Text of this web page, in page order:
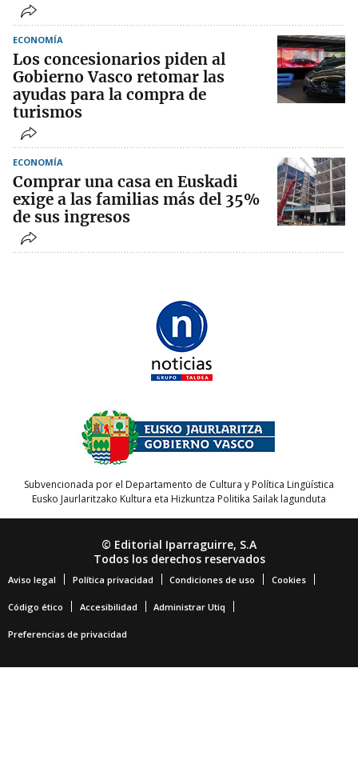
ECONOMÍA
Los concesionarios piden al
Gobierno Vasco retomar las
ayudas para la compra de
turismos
ECONOMÍA
Comprar una casa en Euskadi
exige a las familias más del 35%
de sus ingresos
Subvencionada por el Departamento de Cultura y Política Lingüística
Eusko Jaurlaritzako Kultura eta Hizkuntza Politika Sailak lagunduta
© Editorial Iparraguirre, S.A
Todos los derechos reservados
Aviso legal Política privacidad Condiciones de uso Cookies
Código ético Accesibilidad Administrar Utiq
Preferencias de privacidad